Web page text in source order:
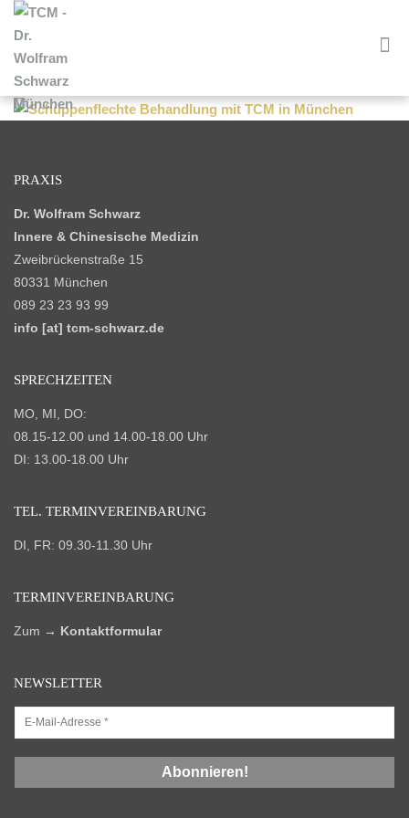
PRAXIS
Dr. Wolfram Schwarz
Innere & Chinesische Medizin
Zweibrückenstraße 15
80331 München
089 23 23 93 99
info [at] tcm-schwarz.de
SPRECHZEITEN
MO, MI, DO:
08.15-12.00 und 14.00-18.00 Uhr
DI: 13.00-18.00 Uhr
TEL. TERMIN­VEREINBARUNG
DI, FR: 09.30-11.30 Uhr
TERMIN­VEREINBARUNG
Zum → Kontaktformular
NEWSLETTER